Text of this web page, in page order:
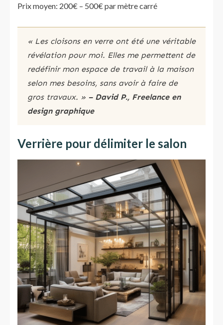
Prix moyen: 200€ – 500€ par mètre carré
« Les cloisons en verre ont été une véritable
révélation pour moi. Elles me permettent de
redéfinir mon espace de travail à la maison
selon mes besoins, sans avoir à faire de
gros travaux. » – David P., Freelance en
design graphique
Verrière pour délimiter le salon